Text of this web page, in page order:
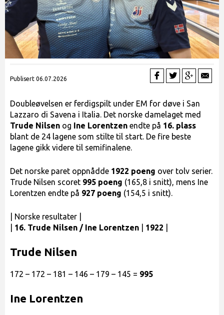
Publisert 06.07.2026
Doubleøvelsen er ferdigspilt under EM for døve i San
Lazzaro di Savena i Italia. Det norske damelaget med
Trude Nilsen og Ine Lorentzen endte på 16. plass
blant de 24 lagene som stilte til start. De fire beste
lagene gikk videre til semifinalene.
Det norske paret oppnådde 1922 poeng over tolv serier.
Trude Nilsen scoret 995 poeng (165,8 i snitt), mens Ine
Lorentzen endte på 927 poeng (154,5 i snitt).
| Norske resultater |
16. Trude Nilsen / Ine Lorentzen 1922
Trude Nilsen
172 – 172 – 181 – 146 – 179 – 145 = 995
Ine Lorentzen